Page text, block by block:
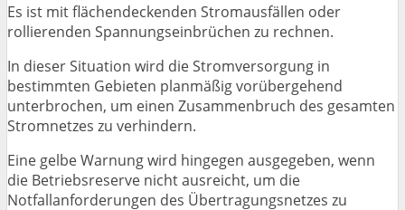
Es ist mit flächendeckenden Stromausfällen oder
rollierenden Spannungseinbrüchen zu rechnen.
In dieser Situation wird die Stromversorgung in
bestimmten Gebieten planmäßig vorübergehend
unterbrochen, um einen Zusammenbruch des gesamten
Stromnetzes zu verhindern.
Eine gelbe Warnung wird hingegen ausgegeben, wenn
die Betriebsreserve nicht ausreicht, um die
Notfallanforderungen des Übertragungsnetzes zu